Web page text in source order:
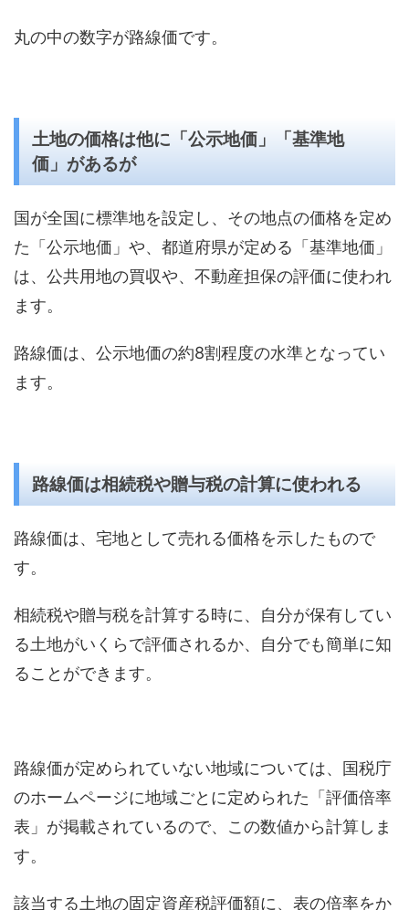
丸の中の数字が路線価です。
土地の価格は他に「公示地価」「基準地
価」があるが
国が全国に標準地を設定し、その地点の価格を定め
た「公示地価」や、都道府県が定める「基準地価」
は、公共用地の買収や、不動産担保の評価に使われ
ます。
路線価は、公示地価の約8割程度の水準となってい
ます。
路線価は相続税や贈与税の計算に使われる
路線価は、宅地として売れる価格を示したもので
す。
相続税や贈与税を計算する時に、自分が保有してい
る土地がいくらで評価されるか、自分でも簡単に知
ることができます。
路線価が定められていない地域については、国税庁
のホームページに地域ごとに定められた「評価倍率
表」が掲載されているので、この数値から計算しま
す。
該当する土地の固定資産税評価額に、表の倍率をか